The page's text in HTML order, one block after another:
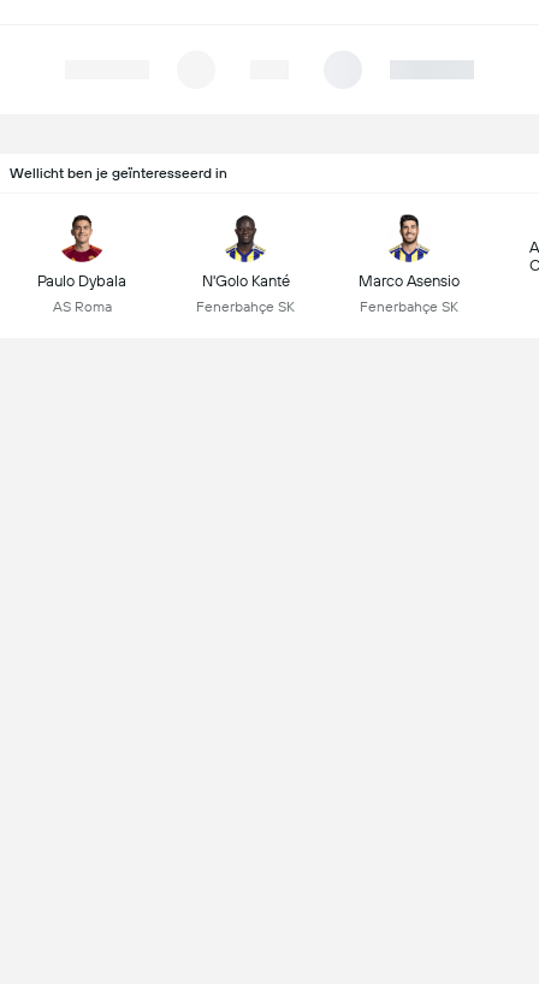
Wellicht ben je geïnteresseerd in
Paulo Dybala
AS Roma
N'Golo Kanté
Fenerbahçe SK
Marco Asensio
Fenerbahçe SK